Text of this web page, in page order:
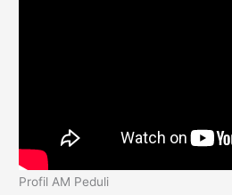
Profil AM Peduli